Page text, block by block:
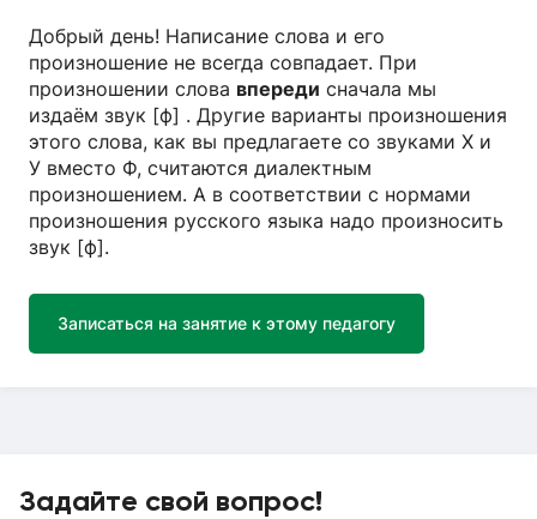
Добрый день! Написание слова и его
произношение не всегда совпадает. При
произношении слова впереди сначала мы
издаём звук [ф] . Другие варианты произношения
этого слова, как вы предлагаете со звуками Х и
У вместо Ф, считаются диалектным
произношением. А в соответствии с нормами
произношения русского языка надо произносить
звук [ф].
Записаться на занятие к этому педагогу
Задайте свой вопрос!